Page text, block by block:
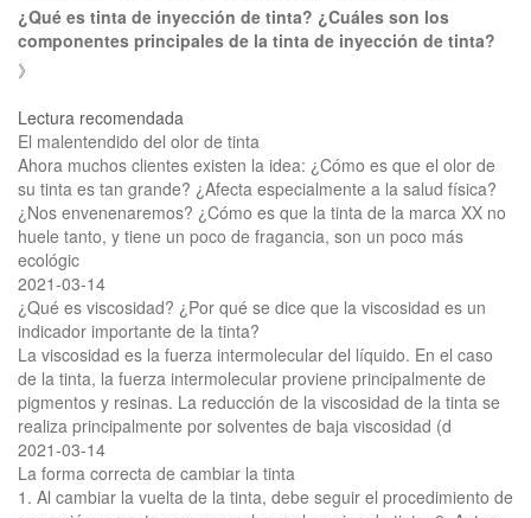
¿Qué es tinta de inyección de tinta? ¿Cuáles son los
componentes principales de la tinta de inyección de tinta?
》
Lectura recomendada
El malentendido del olor de tinta
Ahora muchos clientes existen la idea: ¿Cómo es que el olor de
su tinta es tan grande? ¿Afecta especialmente a la salud física?
¿Nos envenenaremos? ¿Cómo es que la tinta de la marca XX no
huele tanto, y tiene un poco de fragancia, son un poco más
ecológic
2021-03-14
¿Qué es viscosidad? ¿Por qué se dice que la viscosidad es un
indicador importante de la tinta?
La viscosidad es la fuerza intermolecular del líquido. En el caso
de la tinta, la fuerza intermolecular proviene principalmente de
pigmentos y resinas. La reducción de la viscosidad de la tinta se
realiza principalmente por solventes de baja viscosidad (d
2021-03-14
La forma correcta de cambiar la tinta
1. Al cambiar la vuelta de la tinta, debe seguir el procedimiento de